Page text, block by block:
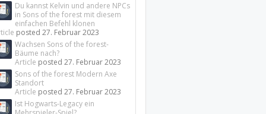
Du kannst Kelvin und andere NPCs
in Sons of the forest mit diesem
einfachen Befehl klonen
posted27. Februar 2023
Wachsen Sons of the forest-
Bäume nach?
Article posted27. Februar 2023
Sons of the forest Modern Axe
Standort
Article posted27. Februar 2023
Ist Hogwarts-Legacy ein